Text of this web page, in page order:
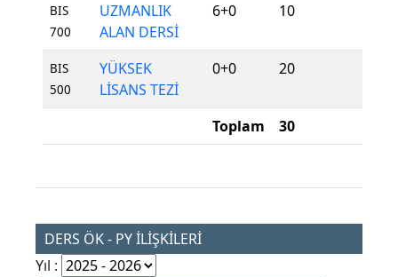
BIS
700
UZMANLIK
ALAN DERSİ
6+0 10
BIS
500
YÜKSEK
LİSANS TEZİ
0+0 20
Toplam 30
DERS ÖK - PY İLİŞKİLERİ
Yıl :